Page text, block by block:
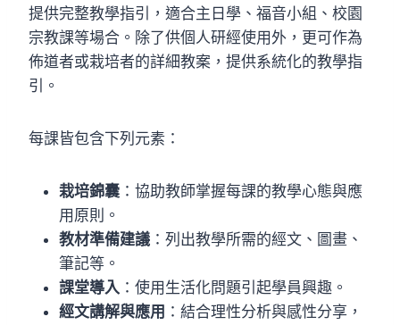
提供完整教學指引，適合主日學、福音小組、校園
宗教課等場合。除了供個人研經使用外，更可作為
佈道者或栽培者的詳細教案，提供系統化的教學指
引。
每課皆包含下列元素：
栽培錦囊 ：協助教師掌握每課的教學心態與應
用原則。
教材準備建議 ：列出教學所需的經文、圖畫、
筆記等。
課堂導入 ：使用生活化問題引起學員興趣。
經文講解與應用 ：結合理性分析與感性分享，